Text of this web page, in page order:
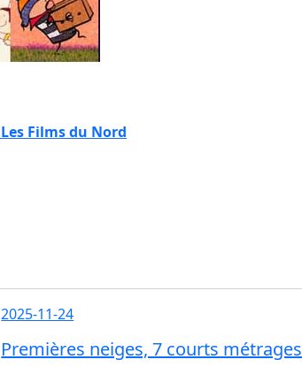
Les Films du Nord
2025-11-24
Premières neiges, 7 courts métrages